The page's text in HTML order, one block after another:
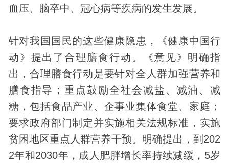
血压、脑卒中、冠心病等疾病的发生发展。
针对我国国民的这些健康隐患，《健康中国行
动》提出了合理膳食行动。《意见》明确指
出，合理膳食行动是要针对全人群加强营养和
膳食指导；重点鼓励全社会减盐、减油、减
糖，包括食品产业、企事业集体食堂、家庭；
要求政府部门制定并实施相关法规标准，实施
贫困地区重点人群营养干预。明确提出，到202
2年和2030年，成人肥胖增长率持续减缓，5岁